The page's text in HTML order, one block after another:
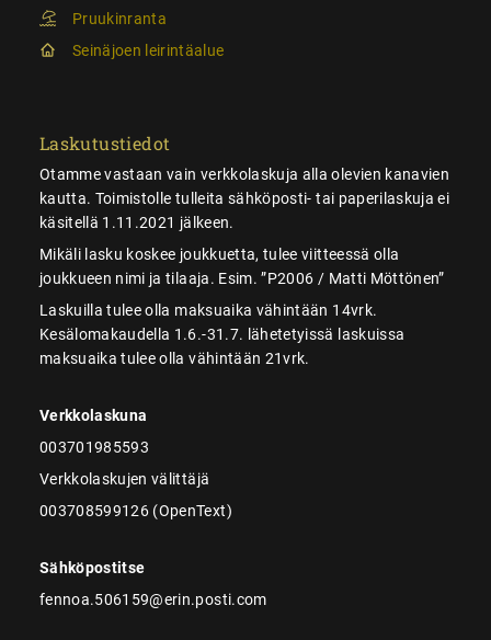
Pruukinranta
Seinäjoen leirintäalue
Laskutustiedot
Otamme vastaan vain verkkolaskuja alla olevien kanavien
kautta. Toimistolle tulleita sähköposti- tai paperilaskuja ei
käsitellä 1.11.2021 jälkeen.
Mikäli lasku koskee joukkuetta, tulee viitteessä olla
joukkueen nimi ja tilaaja. Esim. ”P2006 / Matti Möttönen”
Laskuilla tulee olla maksuaika vähintään 14vrk.
Kesälomakaudella 1.6.-31.7. lähetetyissä laskuissa
maksuaika tulee olla vähintään 21vrk.
Verkkolaskuna
003701985593
Verkkolaskujen välittäjä
003708599126 (OpenText)
Sähköpostitse
fennoa.506159@erin.posti.com